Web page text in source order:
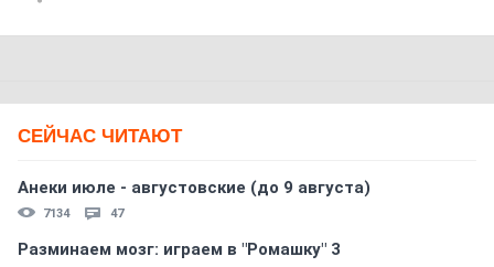
СЕЙЧАС ЧИТАЮТ
Анеки июле - августовские (до 9 августа)
7134 47
Разминаем мозг: играем в "Ромашку" 3